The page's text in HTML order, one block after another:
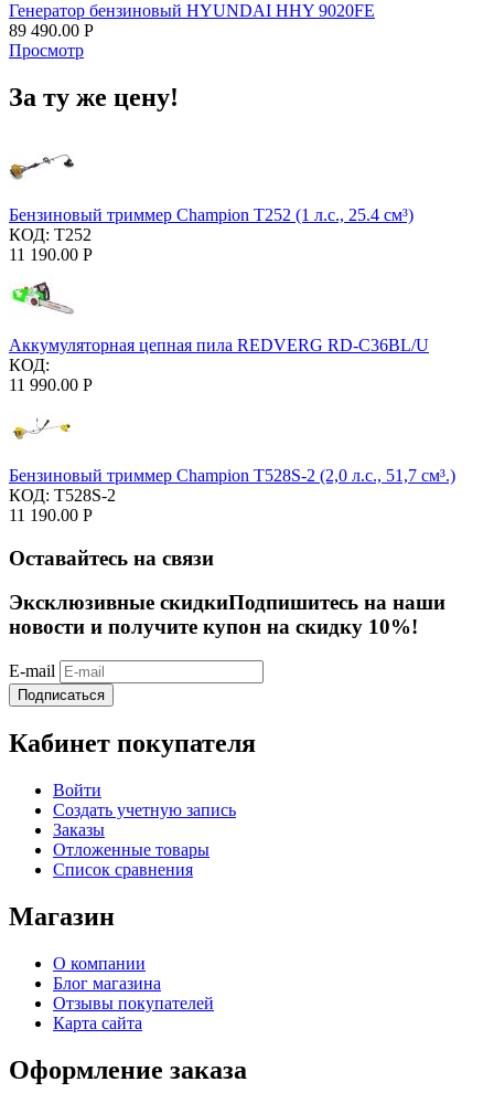
Генератор бензиновый HYUNDAI HHY 9020FE
89 490.00 Р
Просмотр
За ту же цену!
Бензиновый триммер Champion T252 (1 л.с., 25.4 см³)
КОД: T252
11 190.00 Р
Аккумуляторная цепная пила REDVERG RD-C36BL/U
КОД:
11 990.00 Р
Бензиновый триммер Champion T528S-2 (2,0 л.с., 51,7 см³.)
КОД: T528S-2
11 190.00 Р
Оставайтесь на связи
Эксклюзивные скидкиПодпишитесь на наши
новости и получите купон на скидку 10%!
E-mail
Подписаться
Кабинет покупателя
Войти
Создать учетную запись
Заказы
Отложенные товары
Список сравнения
Магазин
О компании
Блог магазина
Отзывы покупателей
Карта сайта
Оформление заказа